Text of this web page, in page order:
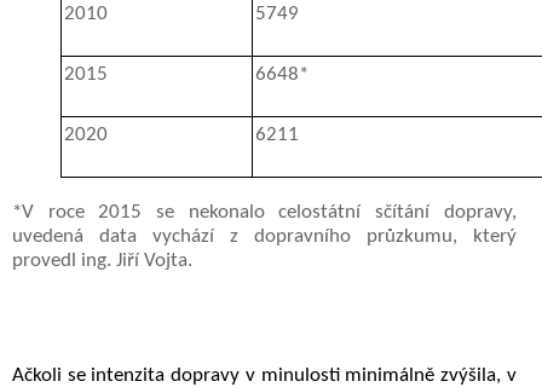
2010 5749
2015 6648*
2020 6211
*V roce 2015 se nekonalo celostátní sčítání dopravy,
uvedená data vychází z dopravního průzkumu, který
provedl ing. Jiří Vojta.
Ačkoli se intenzita dopravy v minulosti minimálně zvýšila, v